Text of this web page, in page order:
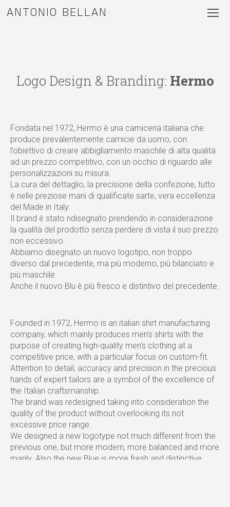
ANTONIO BELLAN
Logo Design & Branding: Hermo
Fondata nel 1972, Hermo è una camiceria italiana che
produce prevalentemente camicie da uomo, con
l’obiettivo di creare abbigliamento maschile di alta qualità
ad un prezzo competitivo, con un occhio di riguardo alle
personalizzazioni su misura.
La cura del dettaglio, la precisione della confezione, tutto
è nelle preziose mani di qualificate sarte, vera eccellenza
del Made in Italy.
Il brand è stato ridisegnato prendendo in considerazione
la qualità del prodotto senza perdere di vista il suo prezzo
non eccessivo.
Abbiamo disegnato un nuovo logotipo, non troppo
diverso dal precedente, ma più moderno, più bilanciato e
più maschile.
Anche il nuovo Blu è più fresco e distintivo del precedente.
Founded in 1972, Hermo is an italian shirt manufacturing
company, which mainly produces men’s shirts with the
purpose of creating high-quality men’s clothing at a
competitive price, with a particular focus on custom-fit.
Attention to detail, accuracy and precision in the precious
hands of expert tailors are a symbol of the excellence of
the Italian craftsmanship.
The brand was redesigned taking into consideration the
quality of the product without overlooking its not
excessive price range.
We designed a new logotype not much different from the
previous one, but more modern, more balanced and more
manly. Also the new Blue is more fresh and distinctive